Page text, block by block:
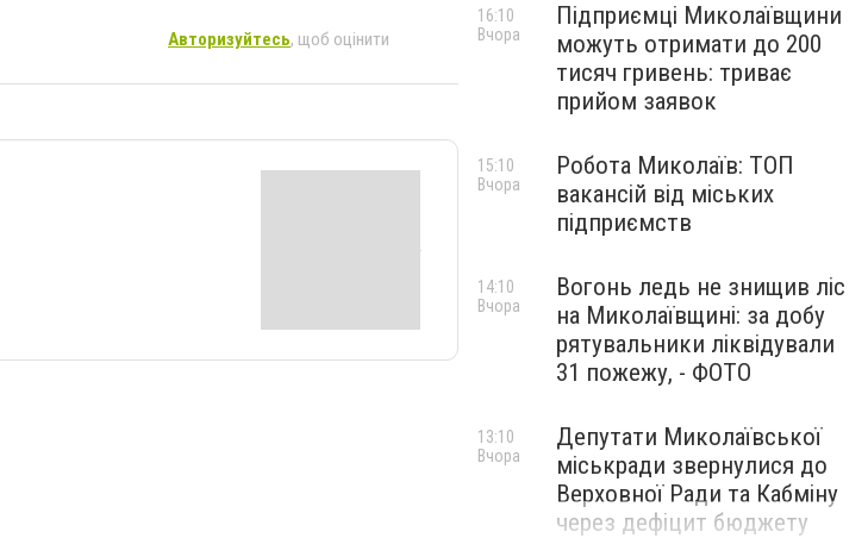
Авторизуйтесь, щоб оцінити
Підприємці Миколаївщини
можуть отримати до 200
тисяч гривень: триває
прийом заявок
16:10
Вчора
Робота Миколаїв: ТОП
вакансій від міських
підприємств
15:10
Вчора
Вогонь ледь не знищив ліс
на Миколаївщині: за добу
рятувальники ліквідували
31 пожежу, - ФОТО
14:10
Вчора
Депутати Миколаївської
міськради звернулися до
Верховної Ради та Кабміну
через дефіцит бюджету
13:10
Вчора